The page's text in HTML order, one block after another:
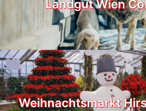
Landgut Wien
Weihnachtsmarkt